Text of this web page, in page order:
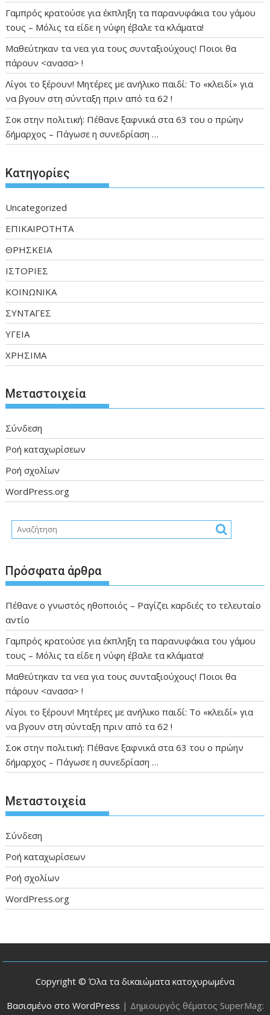
Γαμπρός κρατούσε για έκπληξη τα παρανυφάκια του γάμου
τους – Μόλις τα είδε η νύφη έβαλε τα κλάματα!
Μαθεύτηκαν τα νεα για τους συνταξιούχους! Ποιοι θα
πάρουν <ανασα> !
Λίγοι το ξέρουν! Μητέρες με ανήλικο παιδί: Το «κλειδί» για
να βγουν στη σύνταξη πριν από τα 62 !
Σοκ στην πολιτική: Πέθανε ξαφνικά στα 63 του ο πρώην
δήμαρχος – Πάγωσε η συνεδρίαση …
Kατηγορίες
Uncategorized
ΕΠΙΚΑΙΡΟΤΗΤΑ
ΘΡΗΣΚΕΙΑ
ΙΣΤΟΡΙΕΣ
ΚΟΙΝΩΝΙΚΑ
ΣΥΝΤΑΓΕΣ
ΥΓΕΙΑ
ΧΡΗΣΙΜΑ
Μεταστοιχεία
Σύνδεση
Ροή καταχωρίσεων
Ροή σχολίων
WordPress.org
Πρόσφατα άρθρα
Πέθανε ο γνωστός ηθοποιός – Ραγίζει καρδιές το τελευταίο
αντίο
Γαμπρός κρατούσε για έκπληξη τα παρανυφάκια του γάμου
τους – Μόλις τα είδε η νύφη έβαλε τα κλάματα!
Μαθεύτηκαν τα νεα για τους συνταξιούχους! Ποιοι θα
πάρουν <ανασα> !
Λίγοι το ξέρουν! Μητέρες με ανήλικο παιδί: Το «κλειδί» για
να βγουν στη σύνταξη πριν από τα 62 !
Σοκ στην πολιτική: Πέθανε ξαφνικά στα 63 του ο πρώην
δήμαρχος – Πάγωσε η συνεδρίαση …
Μεταστοιχεία
Σύνδεση
Ροή καταχωρίσεων
Ροή σχολίων
WordPress.org
Copyright © Όλα τα δικαιώματα κατοχυρωμένα
Βασισμένο στο WordPress | Δημιουργός θέματος SuperMag: